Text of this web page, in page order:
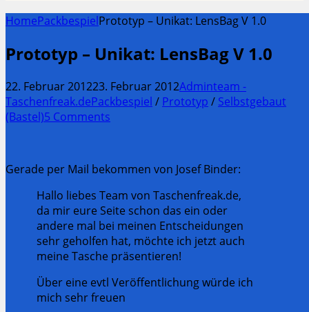
HomePackbespielPrototyp – Unikat: LensBag V 1.0
Prototyp – Unikat: LensBag V 1.0
22. Februar 201223. Februar 2012Adminteam -
Taschenfreak.dePackbespiel / Prototyp / Selbstgebaut
(Bastel)5 Comments
Gerade per Mail bekommen von Josef Binder:
Hallo liebes Team von Taschenfreak.de,
da mir eure Seite schon das ein oder
andere mal bei meinen Entscheidungen
sehr geholfen hat, möchte ich jetzt auch
meine Tasche präsentieren!
Über eine evtl Veröffentlichung würde ich
mich sehr freuen